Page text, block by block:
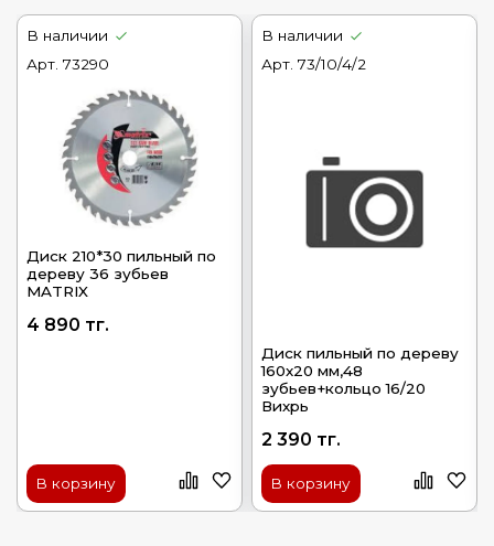
В наличии
Арт. 73290
Диск 210*30 пильный по
дереву 36 зубьев
MATRIX
4 890 тг.
В корзину
В наличии
Арт. 73/10/4/2
Диск пильный по дереву
160х20 мм,48
зубьев+кольцо 16/20
Вихрь
2 390 тг.
В корзину